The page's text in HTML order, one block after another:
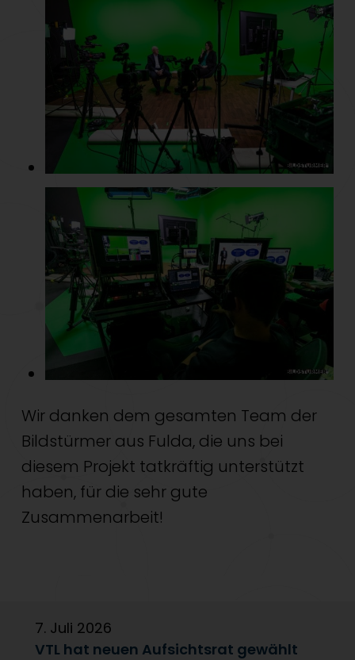
Wir danken dem gesamten Team der
Bildstürmer aus Fulda, die uns bei
diesem Projekt tatkräftig unterstützt
haben, für die sehr gute
Zusammenarbeit!
7. Juli 2026
VTL hat neuen Aufsichtsrat gewählt